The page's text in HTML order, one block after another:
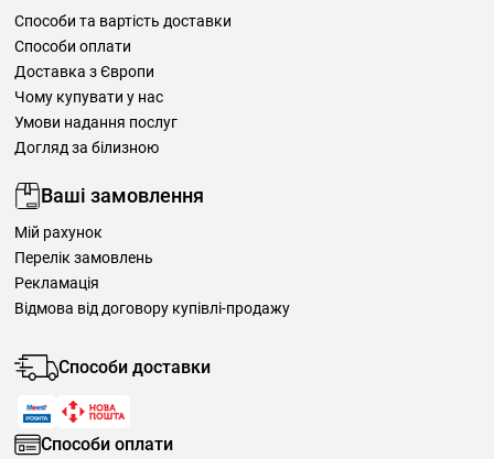
Способи та вартість доставки
Способи оплати
Доставка з Європи
Чому купувати у нас
Умови надання послуг
Догляд за білизною
Ваші замовлення
Мій рахунок
Перелік замовлень
Рекламація
Відмова від договору купівлі-продажу
Способи доставки
Способи оплати